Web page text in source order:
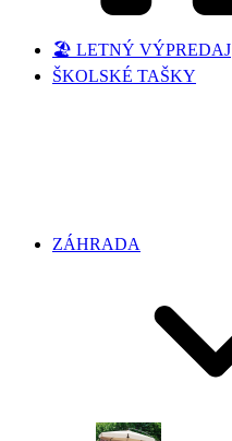
🏖️ LETNÝ VÝPREDAJ
ŠKOLSKÉ TAŠKY
ZÁHRADA